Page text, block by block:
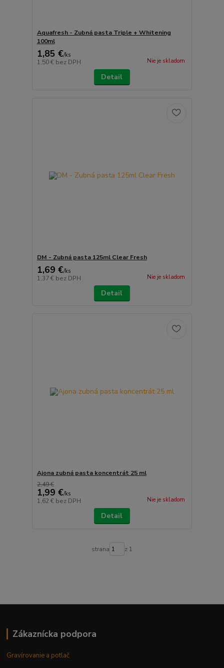
Aquafresh - Zubná pasta Triple + Whitening
100ml
1,85 €/ks
1,50 € bez DPH Nie je skladom
Detail
DM - Zubná pasta 125ml Clear Fresh
1,69 €/ks
1,37 € bez DPH Nie je skladom
Detail
Ajona zubná pasta koncentrát 25 ml
2,49 €
1,99 €/ks
1,62 € bez DPH Nie je skladom
Detail
strana z 1
Zákaznícka podpora
Gravírovanie a potlač